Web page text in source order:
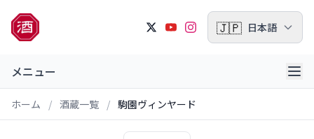
🇯🇵 日本語
メニュー
ホーム / 酒蔵一覧 / 駒園ヴィンヤード